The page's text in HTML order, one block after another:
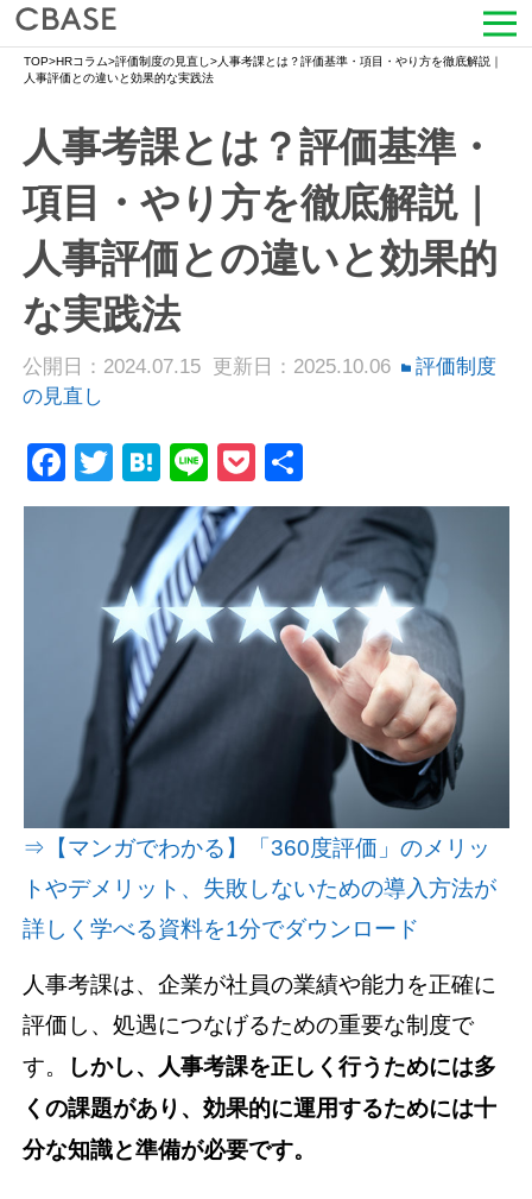
サービス
活用シーン
導入事例
セミナー情報
HRコラム
お知らせ
会社情報
よくある質問
資料請求(無料) お見積もり依頼
TOP>HRコラム>評価制度の見直し>人事考課とは？評価基準・項目・やり方を徹底解説｜
人事評価との違いと効果的な実践法
人事考課とは？評価基準・
項目・やり方を徹底解説｜
人事評価との違いと効果的
な実践法
公開日：2024.07.15 更新日：2025.10.06
評価制度
の見直し
Facebook
Twitter
Hatena
LinePocket
有
⇒【マンガでわかる】「360度評価」のメリッ
トやデメリット、失敗しないための導入方法が
詳しく学べる資料を1分でダウンロード
人事考課は、企業が社員の業績や能力を正確に
評価し、処遇につなげるための重要な制度で
す。
しかし、人事考課を正しく行うためには多
くの課題があり、効果的に運用するためには十
分な知識と準備が必要です。